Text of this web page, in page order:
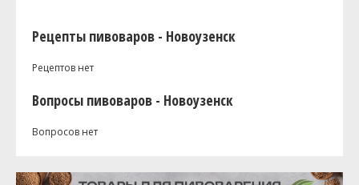
Рецепты пивоваров - Новоузенск
Рецептов нет
Вопросы пивоваров - Новоузенск
Вопросов нет